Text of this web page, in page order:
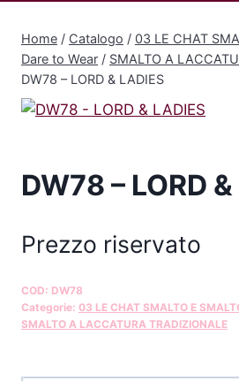
Home / Catalogo / 03 LE CHAT
Dare to Wear / SMALTO A
DW78 – LORD & LADIES
DW78 – LORD
Prezzo riservato
COD: DW78
Categorie: 03 LE CHAT SMALTO E
SMALTO A LACCATURA TRADIZIONALE